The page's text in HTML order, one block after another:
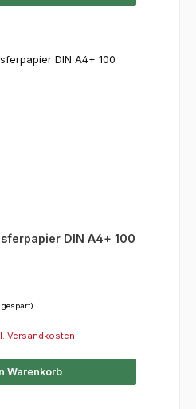
DIN A4+ 100
gespart)
Versandkosten
Warenkorb